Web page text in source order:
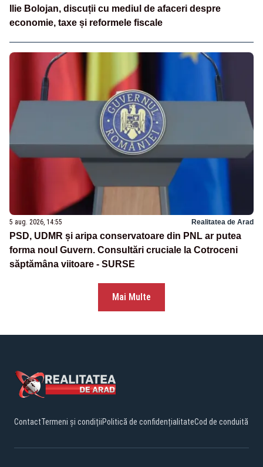
Ilie Bolojan, discuții cu mediul de afaceri despre
economie, taxe și reformele fiscale
5 aug. 2026, 14:55 Realitatea de Arad
PSD, UDMR și aripa conservatoare din PNL ar putea
forma noul Guvern. Consultări cruciale la Cotroceni
săptămâna viitoare - SURSE
Mai Multe
ContactTermeni și condițiiPolitică de confidențialitateCod de conduită